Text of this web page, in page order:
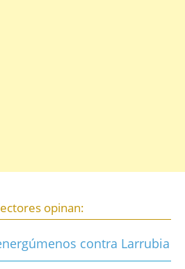
opinan:
contra Larrubia